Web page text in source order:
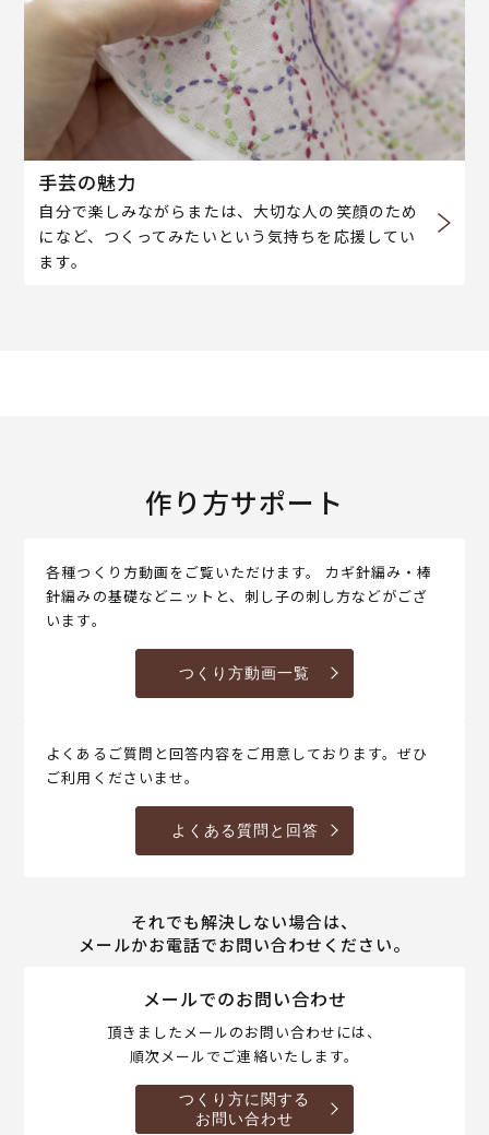
手芸の魅力
自分で楽しみながらまたは、大切な人の笑顔のため
になど、つくってみたいという気持ちを応援してい
ます。
作り方サポート
各種つくり方動画をご覧いただけます。 カギ針編み・棒
針編みの基礎などニットと、刺し子の刺し方などがござ
います。
つくり方動画一覧
よくあるご質問と回答内容をご用意しております。ぜひ
ご利用くださいませ。
よくある質問と回答
それでも解決しない場合は、
メールかお電話でお問い合わせください。
メールでのお問い合わせ
頂きましたメールのお問い合わせには、
順次メールでご連絡いたします。
つくり方に関する
お問い合わせ